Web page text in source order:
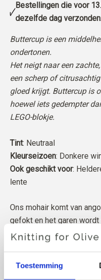
Toestemming
Bestellingen die voor
dezelfde dag
Buttercup is een
ondertonen.
Het neigt naar een
een scherp of
gloed krijgt. Buttercup is
hoewel iets gedempter
LEGO-blokje.
Tint: Neutraal
Kleurseizoen: Donkere
Ook geschikt voor:
lente
Ons mohair komt van
gefokt en het garen
garens zijn traceerbaar
wat betekent dat we